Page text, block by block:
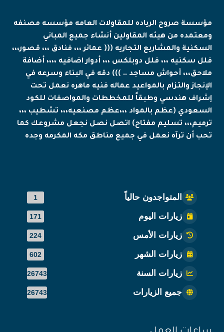
مؤسسة صروح الرياده للمقاولات العامه مؤسسه مصنفه
ومعتمده من هيئه المقاولين أنشاء جميع المباني
السكنية والمشاريع التجاريه ((( عمائر ،،، فنادق ،،، قصور،،،
فلل سكنيه ،،، فلل دوبلكس ،،، أدوار اضافيه ،،،، أضافة
ملاحق،،، أحواش مساجد .. ))) دقه في البناء وسرعه في
الإنجاز والتزام بالمواعيد عماله فنيه ماهره نعمل تحت
إشراف هندسي وطبقاً للمخططات والمواصفات للكود
السعودي (عظم بالمواد ،،،عظم مصنعيه،،، تشطيب ،،،
ترميم،،، تسليم مفتاح) اتصل نصل نجعل مشروعك كما
تحب أن ترآه نعمل في جميع مناطق مكه المكرمه وجده
المتواجدون حالياً 1
زيارات اليوم 171
زيارات الأمس 224
زيارات الشهر 602
زيارات السنة 26743
جميع الزيارات 26743